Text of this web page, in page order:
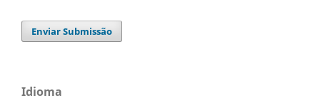
Enviar Submissão
Idioma